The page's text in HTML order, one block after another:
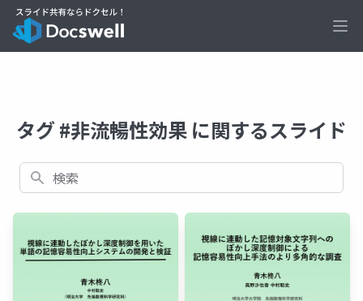
タグ #非流暢性効果 に関するスライド
検索